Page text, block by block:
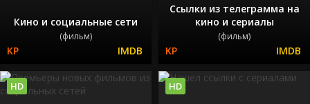
Кино и социальные сети
(фильм)
Ссылки из телеграмма на
кино и сериалы
(фильм)
HD HD